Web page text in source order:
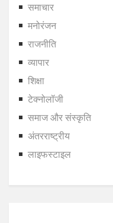
समाचार
मनोरंजन
राजनीति
व्यापार
शिक्षा
टेक्नोलॉजी
समाज और संस्कृति
अंतरराष्ट्रीय
लाइफस्टाइल